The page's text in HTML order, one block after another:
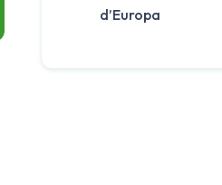
d’Europa